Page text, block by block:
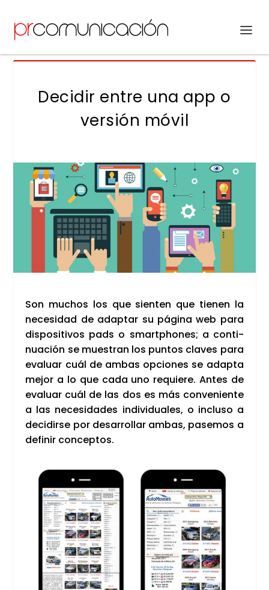
Decidir entre una app o
versión móvil
Son muchos los que sien­ten que tie­nen la
nece­si­dad de adap­tar su pági­na web para
dis­po­si­ti­vos pads o smartpho­nes; a con­ti­
nua­ción se mues­tran los pun­tos cla­ves para
eva­luar cuál de ambas opcio­nes se adap­ta
mejor a lo que cada uno requie­re. Antes de
eva­luar cuál de las dos es más con­ve­nien­te
a las nece­si­da­des indi­vi­dua­les, o inclu­so a
deci­dir­se por desa­rro­llar ambas, pase­mos a
defi­nir con­cep­tos.